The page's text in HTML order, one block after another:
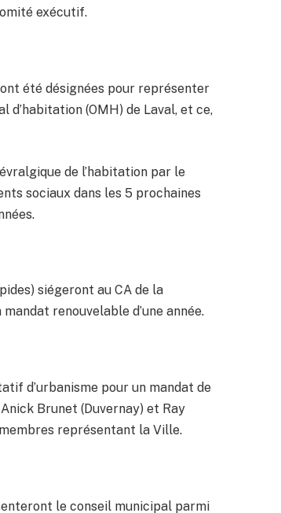
exécutif.
été désignées pour représenter
d’habitation (OMH) de Laval, et ce,
de l’habitation par le
sociaux dans les 5 prochaines
siégeront au CA de la
renouvelable d’une année.
d’urbanisme pour un mandat de
Brunet (Duvernay) et Ray
représentant la Ville.
le conseil municipal parmi